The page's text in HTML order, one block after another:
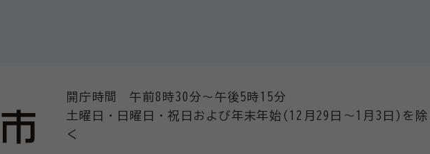
開庁時間 午前8時30分～午後5時15分
土曜日・日曜日・祝日および年末年始(12月29日～1月3日)を除
く